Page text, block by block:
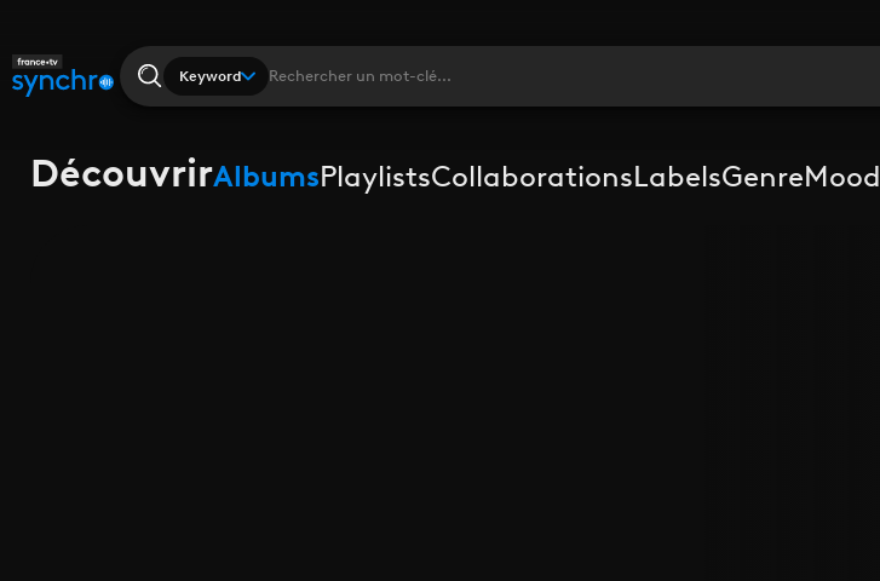
Keyword
DécouvrirAlbumsPlaylistsCollaborationsLabelsGenreMood